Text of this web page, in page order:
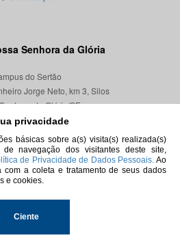
privacidade
básicas sobre a(s) visita(s) realizada(s)
navegação dos visitantes deste site,
de Privacidade de Dados Pessoais. Ao
com a coleta e tratamento de seus dados
e cookies.
Ciente
Senhora da Glória
do Sertão
Jorge Neto, km 3, Silos
da Glória/SE
49680-000
Localização
os direitos reservados.
Federal de Sergipe.